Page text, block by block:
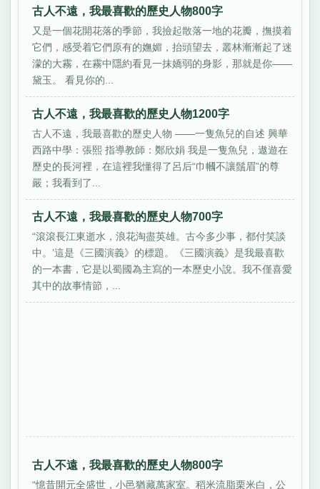
古人不遠，我最喜歡的歷史人物800字
又是一個花開花落的季節，我撿起散落一地的花瓣，撫摸着
它們，感受着它們原有的嫵媚，抬頭望去，叢林漸漸起了迷
濛的大霧，在霧中隱約看見一抹嬌弱的身影，那就是你——
黛玉。 看見你的...
古人不遠，我最喜歡的歷史人物1200字
古人不遠，我最喜歡的歷史人物 ——一隻魚兒的自述 興華
西路中學：張熙 指導教師：鄭欣娟 我是一隻魚兒，遨遊在
歷史的長河裡，在這裡我懂得了呂后“巾幗不讓鬚眉”的尊
嚴；我看到了...
古人不遠，我最喜歡的歷史人物700字
“滾滾長江東逝水，浪花淘盡英雄。古今多少事，都付笑談
中。’這是《三國演義》的標題。《三國演義》是我最喜歡
的一本書，它是以蜀國為主寫的一本歷史小說。我不僅喜愛
其中的故事情節，...
古人不遠，我最喜歡的歷史人物800字
“憶昔開元全盛世，小邑猶藏萬家室。稻米流脂栗米白，公